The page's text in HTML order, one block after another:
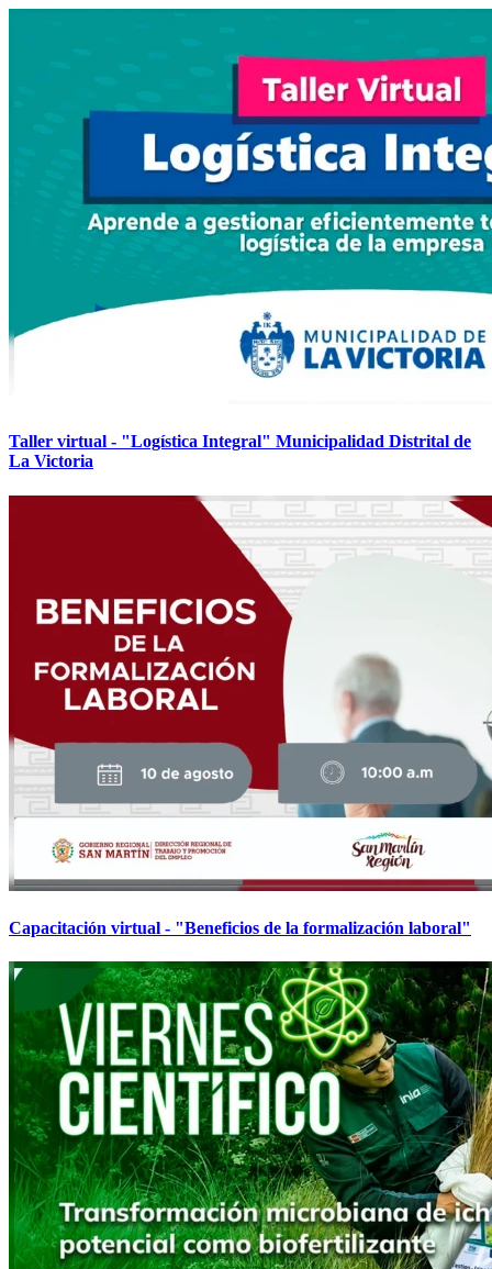
Taller virtual - "Logística Integral" Municipalidad Distrital de
La Victoria
Capacitación virtual - "Beneficios de la formalización laboral"